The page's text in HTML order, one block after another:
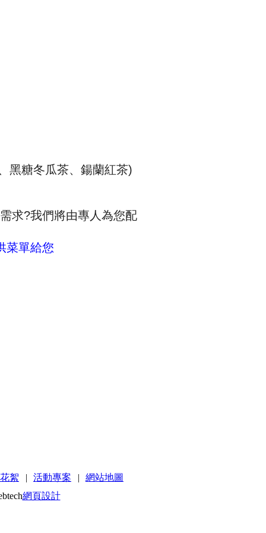
黑糖冬瓜茶、鍚蘭紅茶)
需求?我們將由專人為您配
菜單給您
絮 | 活動專案 |
網站地圖
網頁設計